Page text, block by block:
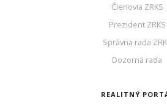
Členovia ZRKS
Prezident ZRKS
Správna rada
Dozorná rada
REALITNÝ